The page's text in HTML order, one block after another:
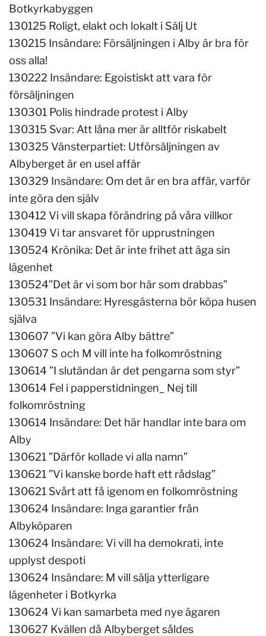
Botkyrkabyggen
130125 Roligt, elakt och lokalt i Sälj Ut
130215 Insändare: Försäljningen i Alby är bra för
oss alla!
130222 Insändare: Egoistiskt att vara för
försäljningen
130301 Polis hindrade protest i Alby
130315 Svar: Att låna mer är alltför riskabelt
130325 Vänsterpartiet: Utförsäljningen av
Albyberget är en usel affär
130329 Insändare: Om det är en bra affär, varför
inte göra den själv
130412 Vi vill skapa förändring på våra villkor
130419 Vi tar ansvaret för upprustningen
130524 Krönika: Det är inte frihet att äga sin
lägenhet
130524”Det är vi som bor här som drabbas”
130531 Insändare: Hyresgästerna bör köpa husen
själva
130607 ”Vi kan göra Alby bättre”
130607 S och M vill inte ha folkomröstning
130614 ”I slutändan är det pengarna som styr”
130614 Fel i papperstidningen_ Nej till
folkomröstning
130614 Insändare: Det här handlar inte bara om
Alby
130621 ”Därför kollade vi alla namn”
130621 ”Vi kanske borde haft ett rådslag”
130621 Svårt att få igenom en folkomröstning
130624 Insändare: Inga garantier från
Albyköparen
130624 Insändare: Vi vill ha demokrati, inte
upplyst despoti
130624 Insändare: M vill sälja ytterligare
lägenheter i Botkyrka
130624 Vi kan samarbeta med nye ägaren
130627 Kvällen då Albyberget såldes